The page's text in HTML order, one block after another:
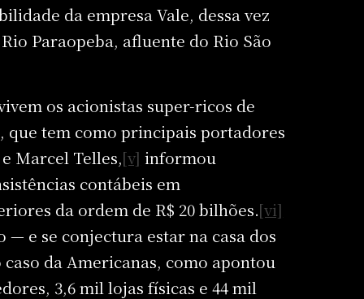
da empresa Vale, dessa vez
Paraopeba, afluente do Rio São
os acionistas super-ricos de
que tem como principais portadores
Marcel Telles,[v] informou
contábeis em
da ordem de R$ 20 bilhões.[vi]
e se conjectura estar na casa dos
da Americanas, como apontou
3,6 mil lojas físicas e 44 mil